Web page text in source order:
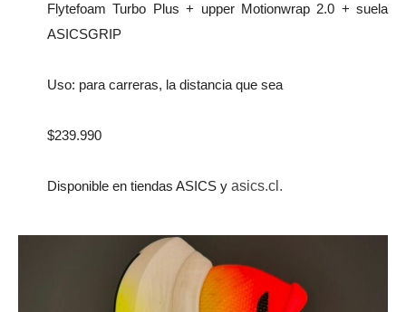
Flytefoam Turbo Plus + upper Motionwrap 2.0 + suela
ASICSGRIP
Uso: para carreras, la distancia que sea
$239.990
Disponible en tiendas ASICS y asics.cl.